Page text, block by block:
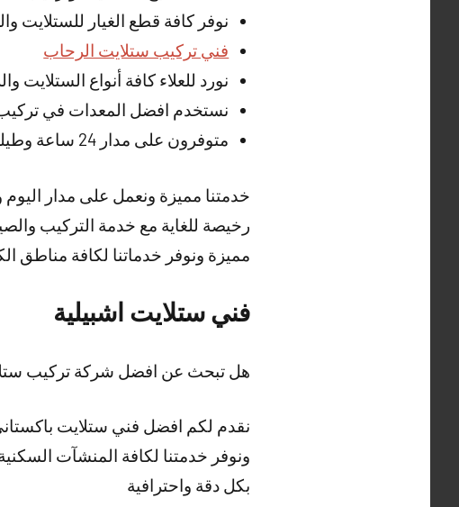
نوفر كافة قطع الغيار
فني تركيب ستلايت الرحاب
نورد للعلاء كافة أنواع الستلايت
نستخدم افضل المعدات في تركيب
متوفرون على مدار 24 ساعة وطيلة أيام الأسبوع في تركيب الستلايت ولكافة مناطق الكويت
خدمتنا مميزة ونعمل على مدار اليوم
رخيصة للغاية مع خدمة التركيب
مميزة ونوفر خدماتنا لكافة مناطق
فني ستلايت اشبيلية
هل تبحث عن افضل شركة تركيب
نقدم لكم افضل فني ستلايت
ونوفر خدمتنا لكافة المنشآت
بكل دقة واحترافية